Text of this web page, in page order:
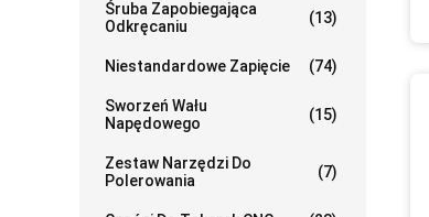
Śruba Zapobiegająca
Odkręcaniu
(13)
Niestandardowe Zapięcie (74)
Sworzeń Wału
Napędowego
(15)
Zestaw Narzędzi Do
Polerowania
(7)